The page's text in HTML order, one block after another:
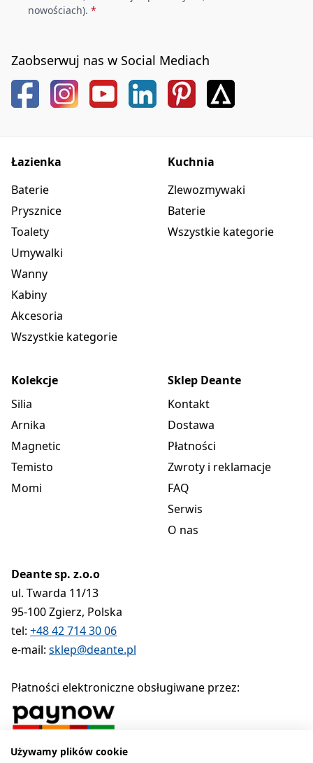
nowościach). *
Zaobserwuj nas w Social Mediach
Łazienka
Baterie
Prysznice
Toalety
Umywalki
Wanny
Kabiny
Akcesoria
Wszystkie kategorie
Kuchnia
Zlewozmywaki
Baterie
Wszystkie kategorie
Kolekcje
Silia
Arnika
Magnetic
Temisto
Momi
Sklep Deante
Kontakt
Dostawa
Płatności
Zwroty i reklamacje
FAQ
Serwis
O nas
Deante sp. z.o.o
ul. Twarda 11/13
95-100 Zgierz, Polska
tel: +48 42 714 30 06
e-mail: sklep@deante.pl
Płatności elektroniczne obsługiwane przez:
Używamy plików cookie